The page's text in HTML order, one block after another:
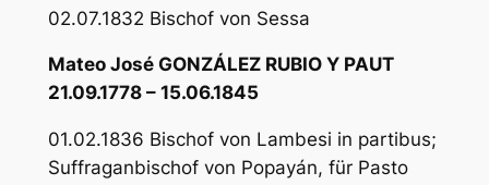
02.07.1832 Bischof von Sessa
Mateo José GONZÁLEZ RUBIO Y PAUT
21.09.1778 – 15.06.1845
01.02.1836 Bischof von Lambesi in partibus;
Suffraganbischof von Popayán, für Pasto